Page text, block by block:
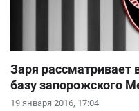
19 января 2016, 17:04
Заря рассматривает
базу запорожского